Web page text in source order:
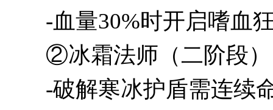
-血量30%时开启嗜血
②冰霜法师（二阶段）
-破解寒冰护盾需连续